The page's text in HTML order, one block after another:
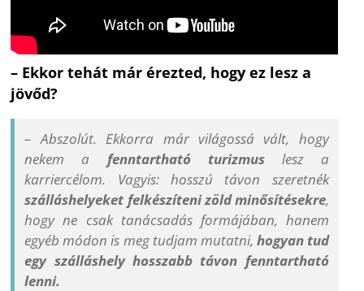
– Ekkor tehát már érezted, hogy ez lesz a
jövőd?
– Abszolút. Ekkorra már világossá vált, hogy
nekem a fenntartható turizmuslesz a
karriercélom. Vagyis: hosszú távon szeretnék
szálláshelyeket felkészíteni zöld minősítésekre,
hogy ne csak tanácsadás formájában, hanem
egyéb módon is meg tudjam mutatni, hogyan tud
egy szálláshely hosszabb távon fenntartható
lenni.